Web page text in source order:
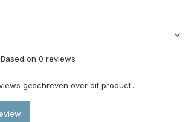
Based on 0 reviews
geschreven over dit product..